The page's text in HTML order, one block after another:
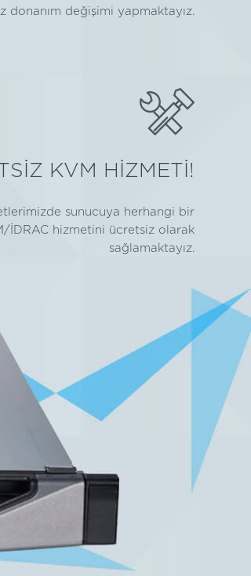
donanım değişimi yapmaktayız.
KVM HİZMETİ!
sunucuya herhangi bir
İDRAC hizmetini ücretsiz olarak
sağlamaktayız.